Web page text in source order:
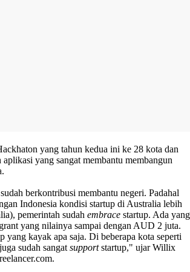
yang tahun kedua ini ke 28 kota dan
aplikasi yang sangat membantu membangun
berkontribusi membantu negeri. Padahal
Indonesia kondisi startup di Australia lebih
pemerintah sudah embrace startup. Ada yang
yang nilainya sampai dengan AUD 2 juta.
yang kayak apa saja. Di beberapa kota seperti
sudah sangat supportstartup," ujar Willix